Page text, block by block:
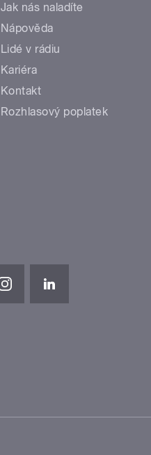
Jak nás naladíte
Nápověda
Lidé v rádiu
Kariéra
Kontakt
Rozhlasový poplatek